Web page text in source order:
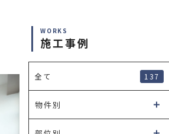
WORKS
施工事例
全て 137
物件別